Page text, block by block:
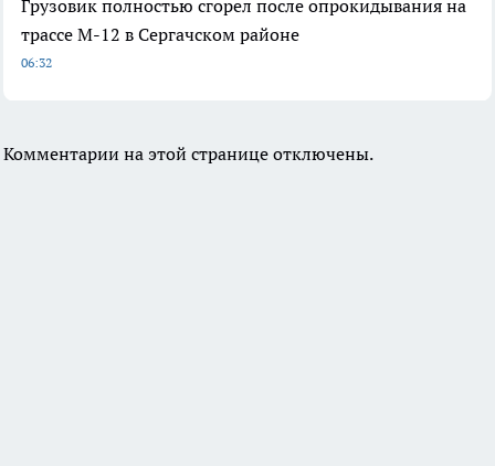
Грузовик полностью сгорел после опрокидывания на
трассе М-12 в Сергачском районе
06:32
Комментарии на этой странице отключены.